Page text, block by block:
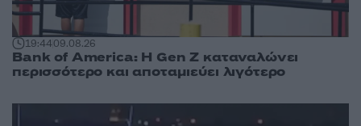
19:4409.08.26
Bank of America: Η Gen Z καταναλώνει
περισσότερο και αποταμιεύει λιγότερο